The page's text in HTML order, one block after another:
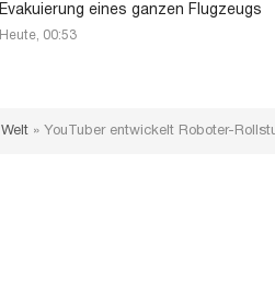
Evakuierung eines ganzen Flugzeugs
Heute, 00:53
Welt » YouTuber entwickelt Roboter-